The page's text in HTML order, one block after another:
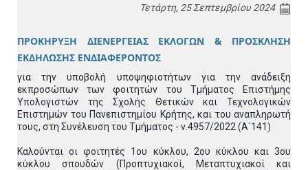
Τετάρτη, 25 Σεπτεμβρίου 2024
ΠΡΟΚΗΡΥΞΗ ΔΙΕΝΕΡΓΕΙΑΣ ΕΚΛΟΓΩΝ & ΠΡΟΣΚΛΗΣΗ
ΕΚΔΗΛΩΣΗΣ ΕΝΔΙΑΦΕΡΟΝΤΟΣ
για την υποβολή υποψηφιοτήτων για την ανάδειξη
εκπροσώπων των φοιτητών του Τμήματος Επιστήμης
Υπολογιστών της Σχολής Θετικών και Τεχνολογικών
Επιστημών του Πανεπιστημίου Κρήτης, και του αναπληρωτή
τους, στη Συνέλευση του Τμήματος - ν.4957/2022 (Α΄141)
Καλούνται οι φοιτητές 1ου κύκλου, 2ου κύκλου και 3ου
κύκλου σπουδών (Προπτυχιακοί, Μεταπτυχιακοί και